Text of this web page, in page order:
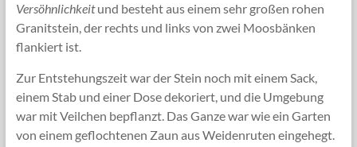
Versöhnlichkeitund besteht aus einem sehr großen rohen
Granitstein, der rechts und links von zwei Moosbänken
flankiert ist.
Zur Entstehungszeit war der Stein noch mit einem Sack,
einem Stab und einer Dose dekoriert, und die Umgebung
war mit Veilchen bepflanzt. Das Ganze war wie ein Garten
von einem geflochtenen Zaun aus Weidenruten eingehegt.